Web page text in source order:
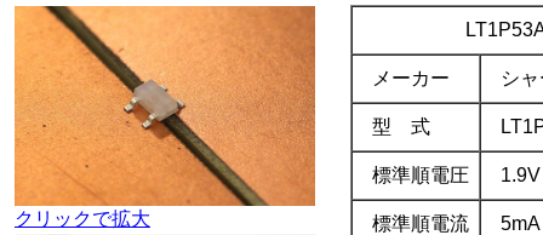
クリックで拡大
メーカー シ
型 式
標準順電圧 1.9V
標準順電流 5mA